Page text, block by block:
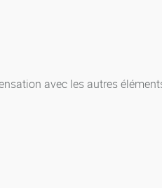
avec les autres